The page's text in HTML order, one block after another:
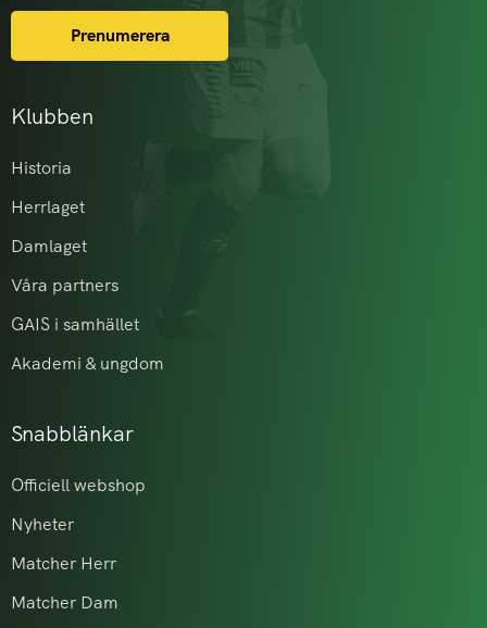
Klubben
Historia
Herrlaget
Damlaget
Våra partners
GAIS i samhället
Akademi & ungdom
Snabblänkar
Officiell webshop
Nyheter
Matcher Herr
Matcher Dam
Prenumerera